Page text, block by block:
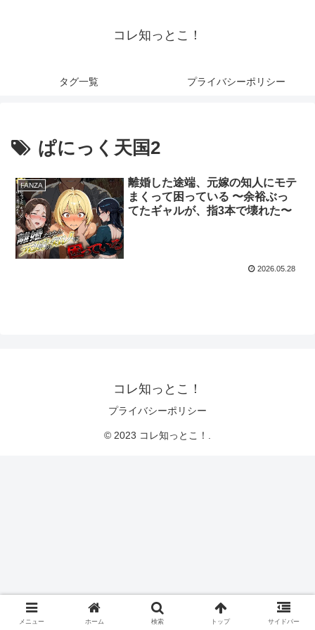
コレ知っとこ！
タグ一覧 プライバシーポリシー
ぱにっく天国2
FANZA
離婚した途端、元嫁の知人にモテ
まくって困っている 〜余裕ぶっ
てたギャルが、指3本で壊れた〜
2026.05.28
コレ知っとこ！
プライバシーポリシー
© 2023 コレ知っとこ！.
メニュー ホーム 検索 トップ サイドバー